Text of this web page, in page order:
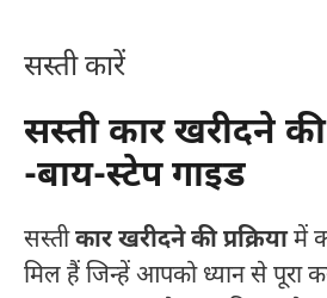
सस्ती कारें
सस्ती कार खरीदने की
-बाय-स्टेप गाइड
सस्तीकार खरीदने की प्रक्रियामें
मिल हैं जिन्हें आपको ध्यान से पूरा